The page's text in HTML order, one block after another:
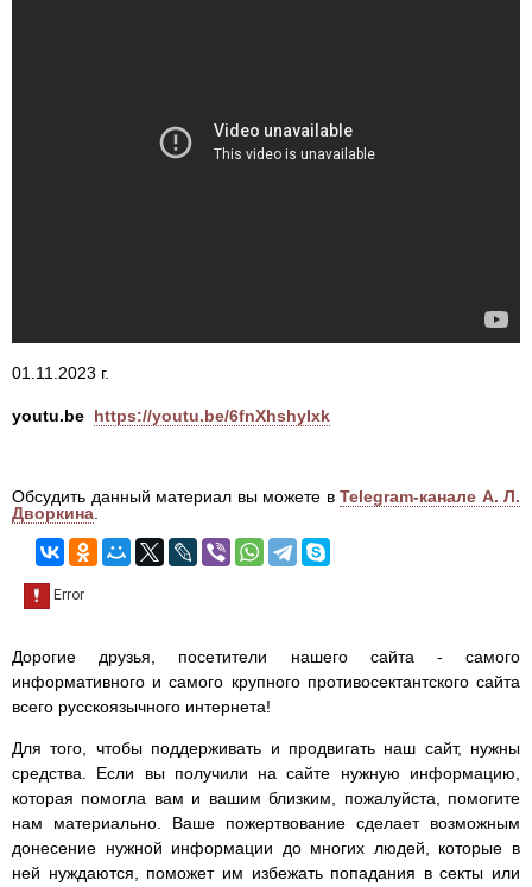
01.11.2023 г.
youtu.be https://youtu.be/6fnXhshyIxk
Обсудить данный материал вы можете в Telegram-канале А. Л.
Дворкина
Дорогие друзья, посетители нашего сайта - самого
информативного и самого крупного противосектантского сайта
всего русскоязычного интернета!
Для того, чтобы поддерживать и продвигать наш сайт, нужны
средства. Если вы получили на сайте нужную информацию,
которая помогла вам и вашим близким, пожалуйста, помогите
нам материально. Ваше пожертвование сделает возможным
донесение нужной информации до многих людей, которые в
ней нуждаются, поможет им избежать попадания в секты или